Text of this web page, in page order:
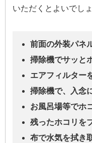
いただくとよいでしょ
前面の外装パネ
掃除機でサッと
エアフィルター
掃除機で、入念
お風呂場等でホ
残ったホコリを
布で水気を拭き